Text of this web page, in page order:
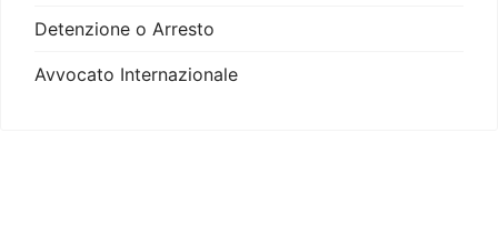
Detenzione o Arresto
Avvocato Internazionale